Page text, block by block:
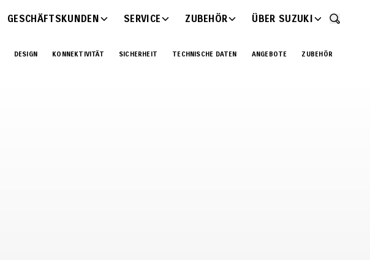
GESCHÄFTSKUNDEN SERVICE ZUBEHÖR ÜBER SUZUKI
DESIGN KONNEKTIVITÄT SICHERHEIT TECHNISCHE DATEN ANGEBOTE ZUBEHÖR